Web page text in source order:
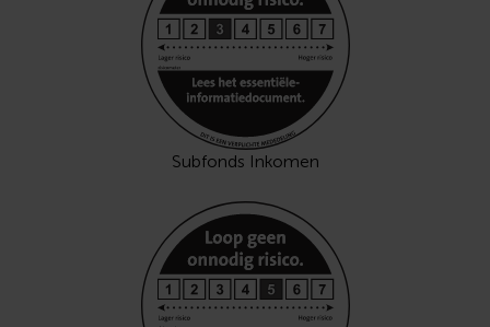
Subfonds Inkomen